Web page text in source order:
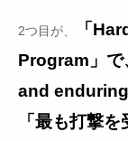
2つ目が、
「
Program」で
and
「最も打撃